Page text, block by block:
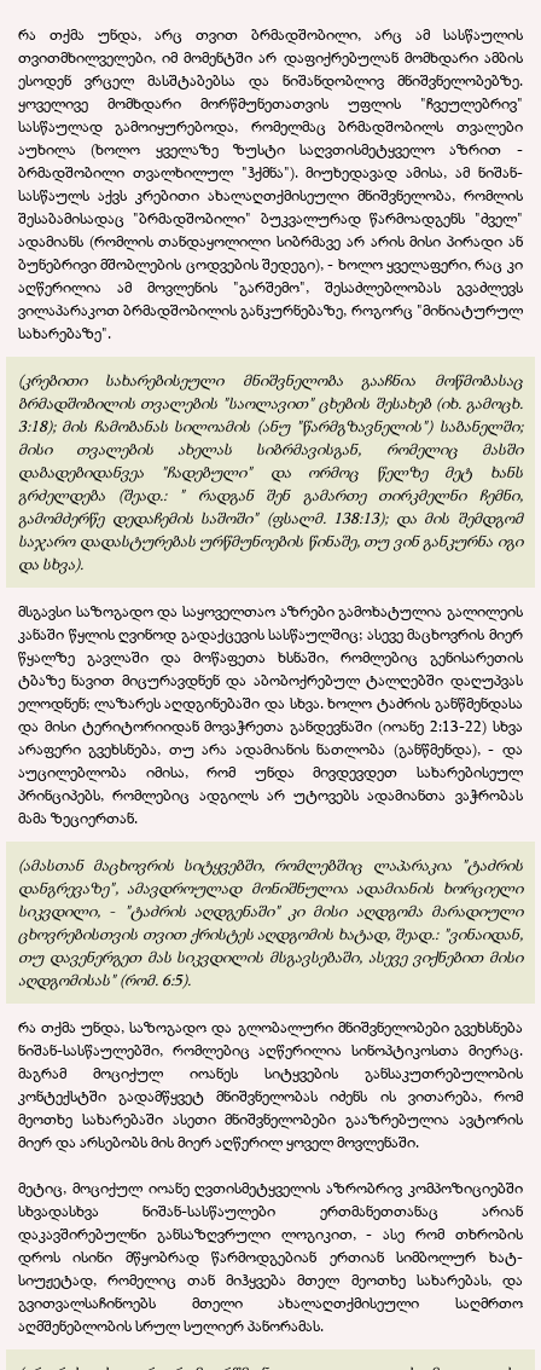
რა თქმა უნდა, არც თვით ბრმადშობილი, არც ამ სასწაულის
თვითმხილველები, იმ მომენტში არ დაფიქრებულან მომხდარი ამბის
ესოდენ ვრცელ მასშტაბებსა და ნიშანდობლივ მნიშვნელობებზე.
ყოველივე მომხდარი მორწმუნეთათვის უფლის "ჩვეულებრივ"
სასწაულად გამოიყურებოდა, რომელმაც ბრმადშობილს თვალები
აუხილა (ხოლო ყველაზე ზუსტი საღვთისმეტყველო აზრით -
ბრმადშობილი თვალხილულ "ჰქმნა"). მიუხედავად ამისა, ამ ნიშან-
სასწაულს აქვს კრებითი ახალაღთქმისეული მნიშვნელობა, რომლის
შესაბამისადაც "ბრმადშობილი" ბუკვალურად წარმოადგენს "ძველ"
ადამიანს (რომლის თანდაყოლილი სიბრმავე არ არის მისი პირადი ან
ბუნებრივი მშობლების ცოდვების შედეგი), - ხოლო ყველაფერი, რაც კი
აღწერილია ამ მოვლენის "გარშემო", შესაძლებლობას გვაძლევს
ვილაპარაკოთ ბრმადშობილის განკურნებაზე, როგორც "მინიატურულ
სახარებაზე".
(კრებითი სახარებისეული მნიშვნელობა გააჩნია მოწმობასაც
ბრმადშობილის თვალების "საოლავით" ცხების შესახებ (იხ. გამოცხ.
3:18); მის ჩამობანას სილოამის (ანუ "წარმგზავნელის") საბანელში;
მისი თვალების ახელას სიბრმავისგან, რომელიც მასში
დაბადებიდანვეა "ჩადებული" და ორმოც წელზე მეტ ხანს
გრძელდება (შეად.: "
რადგან შენ გამართე თირკმელნი ჩემნი,
გამომძერწე დედაჩემის საშოში" (ფსალმ. 138:13); და მის შემდგომ
საჯარო დადასტურებას ურწმუნოების წინაშე, თუ ვინ განკურნა იგი
და სხვა).
მსგავსი საზოგადო და საყოველთაო აზრები გამოხატულია გალილეის
კანაში წყლის ღვინოდ გადაქცევის სასწაულშიც; ასევე მაცხოვრის მიერ
წყალზე გავლაში და მოწაფეთა ხსნაში, რომლებიც გენისარეთის
ტბაზე ნავით მიცურავდნენ და აბობოქრებულ ტალღებში დაღუპვას
ელოდნენ; ლაზარეს აღდგინებაში და სხვა. ხოლო ტაძრის განწმენდასა
და მისი ტერიტორიიდან მოვაჭრეთა განდევნაში (იოანე 2:13-22) სხვა
არაფერი გვეხსნება, თუ არა ადამიანის ნათლობა (განწმენდა), - და
აუცილებლობა იმისა, რომ უნდა მივდევდეთ სახარებისეულ
პრინციპებს, რომლებიც ადგილს არ უტოვებს ადამიანთა ვაჭრობას
მამა ზეციერთან.
(ამასთან მაცხოვრის სიტყვებში, რომლებშიც ლაპარაკია "ტაძრის
დანგრევაზე", ამავდროულად მონიშნულია ადამიანის ხორციელი
სიკვდილი, - "ტაძრის აღდგენაში" კი მისი აღდგომა მარადიული
ცხოვრებისთვის თვით ქრისტეს აღდგომის ხატად, შეად.: "ვინაიდან,
თუ დავენერგეთ მას სიკვდილის მსგავსებაში, ასევე ვიქნებით მისი
აღდგომისას" (რომ. 6:5).
რა თქმა უნდა, საზოგადო და გლობალური მნიშვნელობები გვეხსნება
ნიშან-სასწაულებში, რომლებიც აღწერილია სინოპტიკოსთა მიერაც.
მაგრამ მოციქულ იოანეს სიტყვების განსაკუთრებულობის
კონტექსტში გადამწყვეტ მნიშვნელობას იძენს ის ვითარება, რომ
მეოთხე სახარებაში ასეთი მნიშვნელობები გააზრებულია ავტორის
მიერ და არსებობს მის მიერ აღწერილ ყოველ მოვლენაში.
მეტიც, მოციქულ იოანე ღვთისმეტყველის აზრობრივ კომპოზიციებში
სხვადასხვა ნიშან-სასწაულები ერთმანეთთანაც არიან
დაკავშირებულნი განსაზღვრული ლოგიკით, - ასე რომ თხრობის
დროს ისინი მწყობრად წარმოდგებიან ერთიან სიმბოლურ ხატ-
სიუჟეტად, რომელიც თან მიჰყვება მთელ მეოთხე სახარებას, და
გვითვალსაჩინოებს მთელი ახალაღთქმისეული საღმრთო
აღმშენებლობის სრულ სულიერ პანორამას.